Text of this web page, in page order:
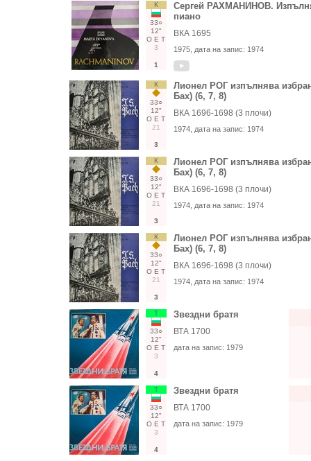
К
33○
12"
О Е Т
3
1
Сергей РАХМАНИНОВ.
пиано
ВКА 1695
1975 , дата на запис: 1974
К
33○
12"
О Е Т
21
3
Лионел РОГ изпълнява
Бах) (6, 7, 8)
ВКА 1696-1698 (3 плочи)
1974 , дата на запис: 1974
К
33○
12"
О Е Т
21
3
Лионел РОГ изпълнява
Бах) (6, 7, 8)
ВКА 1696-1698 (3 плочи)
1974 , дата на запис: 1974
К
33○
12"
О Е Т
21
3
Лионел РОГ изпълнява
Бах) (6, 7, 8)
ВКА 1696-1698 (3 плочи)
1974 , дата на запис: 1974
Т
33○
12"
О Е Т
3
4
Звездни братя
ВТА 1700
дата на запис: 1979
Т
33○
12"
О Е Т
3
4
Звездни братя
ВТА 1700
дата на запис: 1979